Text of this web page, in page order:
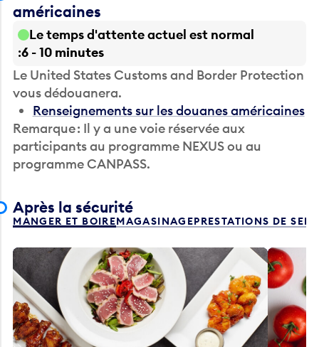
américaines
Le temps d'attente actuel est normal
6 - 10 minutes
Le United States Customs and Border Protection
vous dédouanera.
Renseignements sur les douanes américaines
Remarque : Il y a une voie réservée aux
participants au programme NEXUS ou au
programme CANPASS.
Après la sécurité
MANGER ET BOIREMAGASINAGEPRESTATIONS DE